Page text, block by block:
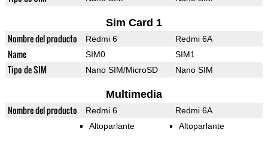
Sim Card 1
Nombre del producto Redmi 6 Redmi 6A
Name SIM0 SIM1
Tipo de SIM Nano SIM/MicroSD Nano SIM
Multimedia
Nombre del producto Redmi 6 Redmi 6A
Altoparlante Altoparlante